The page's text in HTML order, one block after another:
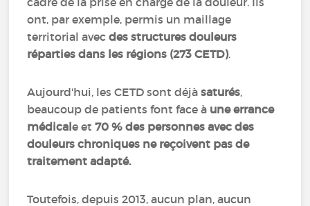
ont, par exemple, permis un maillage
territorial avecdes structures douleurs
réparties dans les régions (273 CETD).
Aujourd'hui, les CETD sont déjàsaturés,
beaucoup de patients font face à une errance
médicale et70 % des personnes avec des
douleurs chroniques ne reçoivent pas de
traitement adapté.
Toutefois, depuis 2013, aucun plan, aucun